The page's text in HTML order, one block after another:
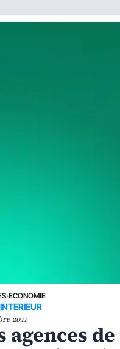
›ECONOMIE
2011
agences